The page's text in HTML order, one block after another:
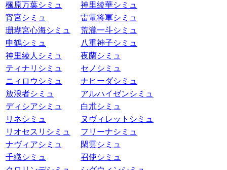
楓原万葉シミュ
神里綾華シミュ
宵宮シミュ
雷電将軍シミュ
珊瑚宮心海シミュ
荒瀧一斗シミュ
申鶴シミュ
八重神子シミュ
神里綾人シミュ
夜蘭シミュ
ティナリシミュ
セノシミュ
ニィロウシミュ
ナヒーダシミュ
放浪者シミュ
アルハイゼンシミュ
ディシアシミュ
白朮シミュ
リネシミュ
ヌヴィレットシミュ
リオセスリシミュ
フリーナシミュ
ナヴィアシミュ
閑雲シミュ
千織シミュ
召使シミュ